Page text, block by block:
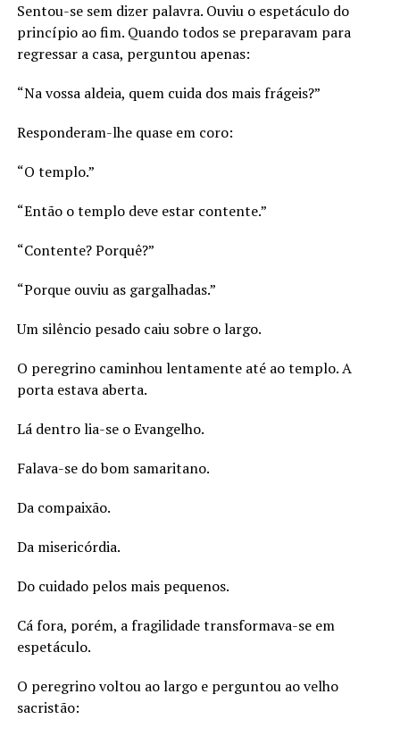
Sentou-se sem dizer palavra. Ouviu o espetáculo do
princípio ao fim. Quando todos se preparavam para
regressar a casa, perguntou apenas:
“Na vossa aldeia, quem cuida dos mais frágeis?”
Responderam-lhe quase em coro:
“O templo.”
“Então o templo deve estar contente.”
“Contente? Porquê?”
“Porque ouviu as gargalhadas.”
Um silêncio pesado caiu sobre o largo.
O peregrino caminhou lentamente até ao templo. A
porta estava aberta.
Lá dentro lia-se o Evangelho.
Falava-se do bom samaritano.
Da compaixão.
Da misericórdia.
Do cuidado pelos mais pequenos.
Cá fora, porém, a fragilidade transformava-se em
espetáculo.
O peregrino voltou ao largo e perguntou ao velho
sacristão: